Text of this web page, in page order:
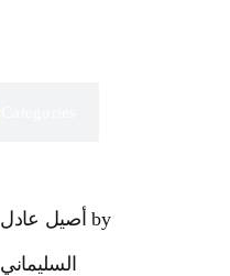
by أصيل عادل
السليماني